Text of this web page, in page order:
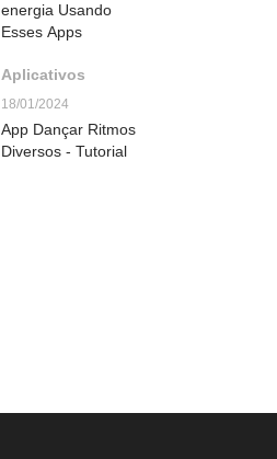
energia Usando
Esses Apps
Aplicativos
18/01/2024
App Dançar Ritmos
Diversos - Tutorial